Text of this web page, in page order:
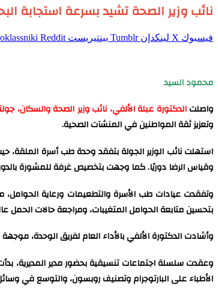
نائب وزير الصحة تشيد بسرعة استجابة
فيسبوك ‫X لينكدإن بينتيريست
محمود السيد
واصلتالدكتورة عبلة الألفي، نائب وزير الصحة والسكان،
وتعزيز ثقة المواطنين في المنشآت الصحية.
استهلت نائب الوزير الجولة بتفقد وحدة طب أسرة الملقة،
وقياس الرضا دوريًا. كما وجهت بتخصيص غرفة للمشورة
وتفقدت عيادات طب الأسرة والتطعيمات ورعاية الحوامل،
بتحسين متابعة الحوامل المتغيبات، ومراجعة حالات
وأشادت الدكتورة الألفي بالأداء العام لفريق الوحدة،
وعقدت سلسلة اجتماعات تنسيقية بحضور مدير المديرية،
الأطباء على البارتوجرام وتصنيف روبسون، والتوسع في وسائل